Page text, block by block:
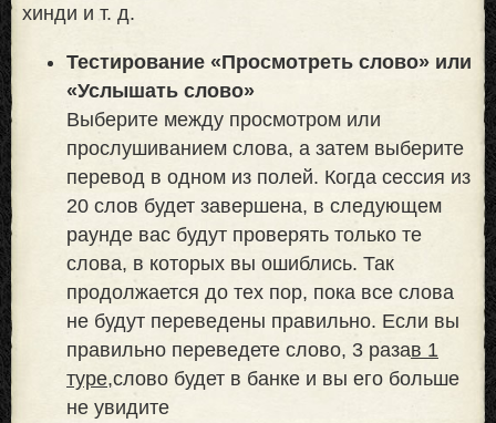
хинди и т. д.
Тестирование «Просмотреть слово» или
«Услышать слово»
Выберите между просмотром или
прослушиванием слова, а затем выберите
перевод в одном из полей. Когда сессия из
20 слов будет завершена, в следующем
раунде вас будут проверять только те
слова, в которых вы ошиблись. Так
продолжается до тех пор, пока все слова
не будут переведены правильно. Если вы
правильно переведете слово, 3 разав 1
туре,слово будет в банке и вы его больше
не увидите